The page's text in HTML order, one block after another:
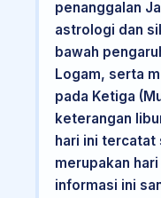
penanggalan
astrologi dan
bawah
Logam, serta
pada Ketiga
keterangan
hari ini tercatat
merupakan
informasi ini